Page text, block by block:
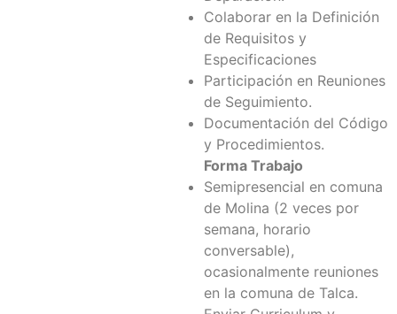
Colaborar en la Definición
de Requisitos y
Especificaciones
Participación en Reuniones
de Seguimiento.
Documentación del Código
y Procedimientos.
Forma Trabajo
Semipresencial en comuna
de Molina (2 veces por
semana, horario
conversable),
ocasionalmente reuniones
en la comuna de Talca.